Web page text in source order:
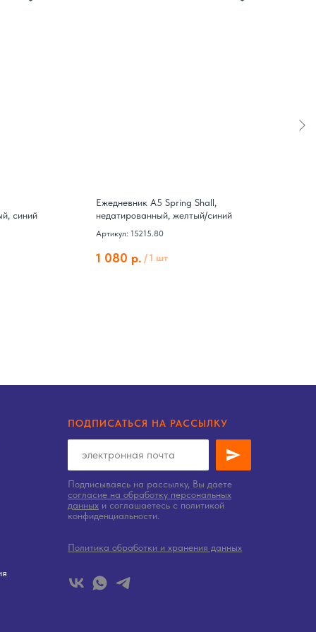
синий
Ежедневник А5 Spring Shall,
недатированный, желтый/синий
Артикул: 15215.80
1 080 р. /1 шт
ПОДПИСАТЬСЯ НА РАССЫЛКУ
Подписываясь на рассылку, Вы даете
согласие на обработку персональных
данных и соглашаетесь c политикой
конфиденциальности.
Политика обработки и хранения данных